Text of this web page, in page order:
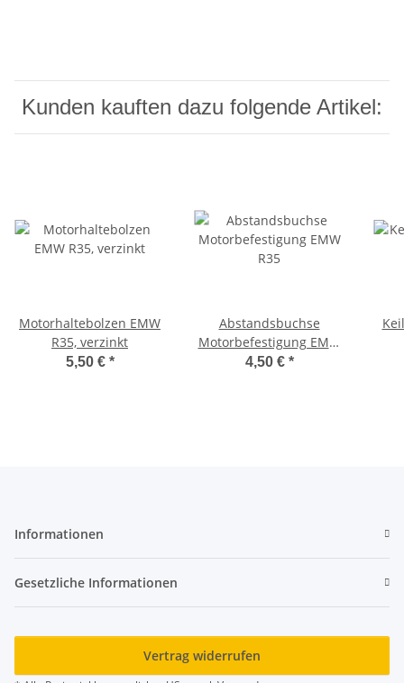
Kunden kauften dazu folgende Artikel:
Motorhaltebolzen EMW
R35, verzinkt
5,50 € *
Abstandsbuchse
Motorbefestigung EMW
R35
4,50 € *
Informationen
Gesetzliche Informationen
Vertrag widerrufen